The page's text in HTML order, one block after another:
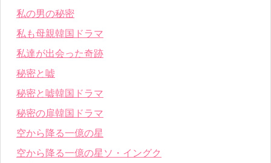
私の男の秘密
私も母親韓国ドラマ
私達が出会った奇跡
秘密と嘘
秘密と嘘韓国ドラマ
秘密の扉韓国ドラマ
空から降る一億の星
空から降る一億の星ソ・イングク